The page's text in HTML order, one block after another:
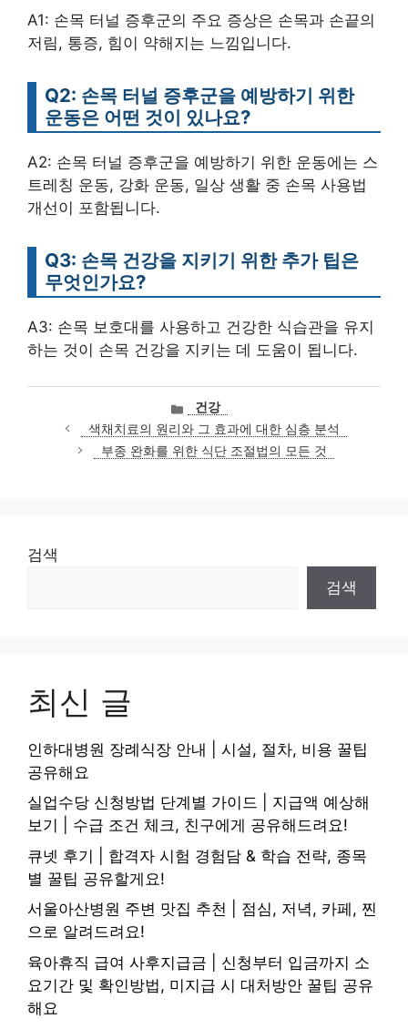
A1: 손목 터널 증후군의 주요 증상은 손목과 손끝의
저림, 통증, 힘이 약해지는 느낌입니다.
Q2: 손목 터널 증후군을 예방하기 위한
운동은 어떤 것이 있나요?
A2: 손목 터널 증후군을 예방하기 위한 운동에는 스
트레칭 운동, 강화 운동, 일상 생활 중 손목 사용법
개선이 포함됩니다.
Q3: 손목 건강을 지키기 위한 추가 팁은
무엇인가요?
A3: 손목 보호대를 사용하고 건강한 식습관을 유지
하는 것이 손목 건강을 지키는 데 도움이 됩니다.
카
테
고
리
건강
색채치료의 원리와 그 효과에 대한 심층 분석
부종 완화를 위한 식단 조절법의 모든 것
검색
검색
최신 글
인하대병원 장례식장 안내 | 시설, 절차, 비용 꿀팁
공유해요
실업수당 신청방법 단계별 가이드 | 지급액 예상해
보기 | 수급 조건 체크, 친구에게 공유해드려요!
큐넷 후기 | 합격자 시험 경험담 & 학습 전략, 종목
별 꿀팁 공유할게요!
서울아산병원 주변 맛집 추천 | 점심, 저녁, 카페, 찐
으로 알려드려요!
육아휴직 급여 사후지급금 | 신청부터 입금까지 소
요기간 및 확인방법, 미지급 시 대처방안 꿀팁 공유
해요